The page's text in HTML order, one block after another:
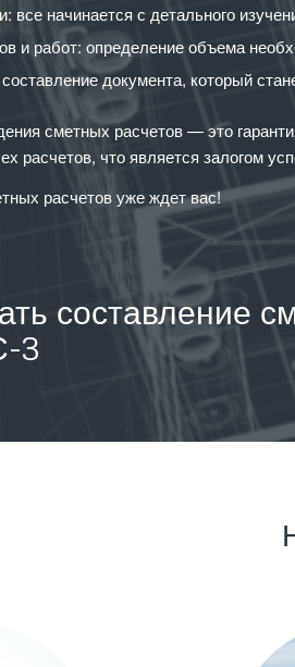
все начинается с детального
и работ: определение объема
документа, который
сметных расчетов — это
расчетов, что является залогом
расчетов уже ждет вас!
составление
3